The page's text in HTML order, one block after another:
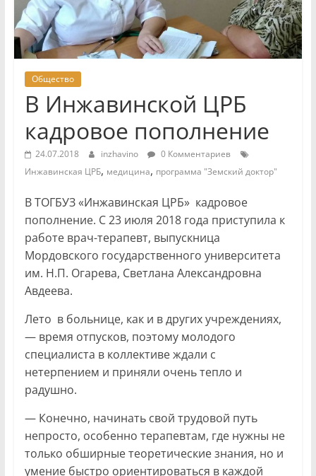
Общество
В Инжавинской ЦРБ
кадровое пополнение
24.07.2018 inzhavino
0 Комментариев
Инжавинская ЦРБ, медицина, программа "Земский доктор"
В ТОГБУЗ «Инжавинская ЦРБ» кадровое
пополнение. С 23 июля 2018 года приступила к
работе врач-терапевт, выпускница
Мордовского государственного университета
им. Н.П. Огарева, Светлана Александровна
Авдеева.
Лето в больнице, как и в других учреждениях,
— время отпусков, поэтому молодого
специалиста в коллективе ждали с
нетерпением и приняли очень тепло и
радушно.
— Конечно, начинать свой трудовой путь
непросто, особенно терапевтам, где нужны не
только обширные теоретические знания, но и
умение быстро ориентироваться в каждой